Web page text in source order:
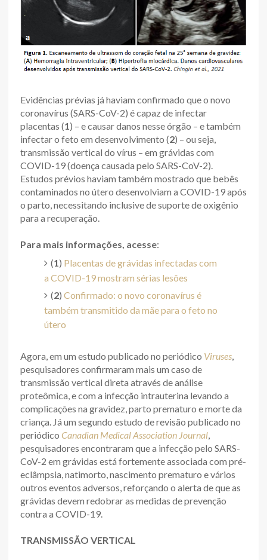
Evidências prévias já haviam confirmado que o novo
coronavírus (SARS-CoV-2) é capaz de infectar
placentas (1) – e causar danos nesse órgão – e também
infectar o feto em desenvolvimento (2) – ou seja,
transmissão vertical do vírus – em grávidas com
COVID-19 (doença causada pelo SARS-CoV-2).
Estudos prévios haviam também mostrado que bebês
contaminados no útero desenvolviam a COVID-19 após
o parto, necessitando inclusive de suporte de oxigênio
para a recuperação.
Para mais informações, acesse:
(1) Placentas de grávidas infectadas com
a COVID-19 mostram sérias lesões
(2) Confirmado: o novo coronavírus é
também transmitido da mãe para o feto no
útero
Agora, em um estudo publicado no periódico Viruses,
pesquisadores confirmaram mais um caso de
transmissão vertical direta através de análise
proteômica, e com a infecção intrauterina levando a
complicações na gravidez, parto prematuro e morte da
criança. Já um segundo estudo de revisão publicado no
periódico Canadian Medical Association Journal,
pesquisadores encontraram que a infecção pelo SARS-
CoV-2 em grávidas está fortemente associada com pré-
eclâmpsia, natimorto, nascimento prematuro e vários
outros eventos adversos, reforçando o alerta de que as
grávidas devem redobrar as medidas de prevenção
contra a COVID-19.
TRANSMISSÃO VERTICAL